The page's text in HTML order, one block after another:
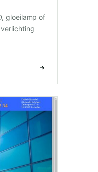
gloeilamp of
→